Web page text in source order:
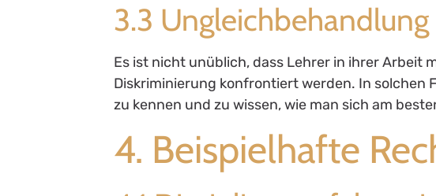
3.3
Es ist nicht unüblich, dass Lehrer in ihrer Arbeit
Diskriminierung konfrontiert werden. In solchen
zu kennen und zu wissen, wie man sich am
4. Beispielhafte